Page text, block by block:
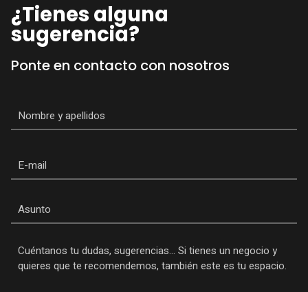
¿Tienes alguna
sugerencia?
Ponte en contacto con nosotros